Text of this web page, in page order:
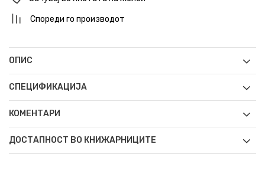
Спореди го производот
ОПИС
СПЕЦИФИКАЦИЈА
КОМЕНТАРИ
ДОСТАПНОСТ ВО КНИЖАРНИЦИТЕ